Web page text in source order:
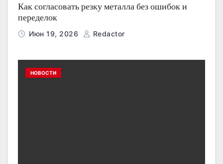
Как согласовать резку металла без ошибок и
переделок
Июн 19, 2026 Redactor
НОВОСТИ